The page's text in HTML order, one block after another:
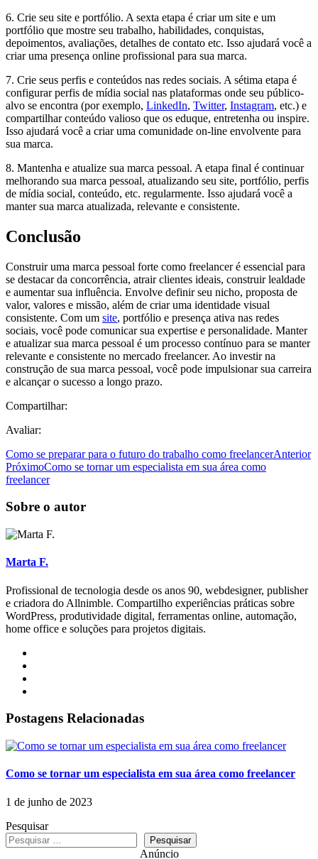
6. Crie seu site e portfólio. A sexta etapa é criar um site e um
portfólio que mostre seu trabalho, habilidades, conquistas,
depoimentos, avaliações, detalhes de contato etc. Isso ajudará você a
criar uma presença online profissional para sua marca.
7. Crie seus perfis e conteúdos nas redes sociais. A sétima etapa é
configurar perfis de mídia social nas plataformas onde seu público-
alvo se encontra (por exemplo, LinkedIn, Twitter, Instagram, etc.) e
compartilhar conteúdo valioso que os eduque, entretenha ou inspire.
Isso ajudará você a criar uma comunidade on-line envolvente para
sua marca.
8. Mantenha e atualize sua marca pessoal. A etapa final é continuar
melhorando sua marca pessoal, atualizando seu site, portfólio, perfis
de mídia social, conteúdo, etc. regularmente. Isso ajudará você a
manter sua marca atualizada, relevante e consistente.
Conclusão
Construir uma marca pessoal forte como freelancer é essencial para
se destacar da concorrência, atrair clientes ideais, construir lealdade
e aumentar sua influência. Envolve definir seu nicho, proposta de
valor, valores e missão, além de criar uma identidade visual
consistente. Com um site, portfólio e presença ativa nas redes
sociais, você pode comunicar sua expertise e personalidade. Manter
e atualizar sua marca pessoal é um processo contínuo para se manter
relevante e consistente no mercado freelancer. Ao investir na
construção de sua marca pessoal, você pode impulsionar sua carreira
e alcançar o sucesso a longo prazo.
Compartilhar:
Avaliar:
Como se preparar para o futuro do trabalho como freelancerAnterior
PróximoComo se tornar um especialista em sua área como
freelancer
Sobre o autor
Marta F.
Profissional de tecnologia desde os anos 90, webdesigner, publisher
e criadora do Allnimble. Compartilho experiências práticas sobre
WordPress, produtividade digital, ferramentas online, automação,
home office e soluções para projetos digitais.
Postagens Relacionadas
Como se tornar um especialista em sua área como freelancer
1 de junho de 2023
Pesquisar
Pesquisar
Anúncio